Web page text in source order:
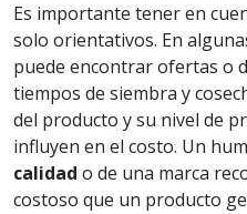
Es importante tener en
solo orientativos. En
puede encontrar ofertas o
tiempos de siembra y
del producto y su nivel de
influyen en el costo. Un
calidad o de una marca
costoso que un producto